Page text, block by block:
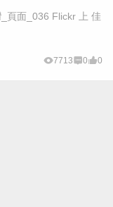
頁面_036 Flickr 上 佳
7713 0 0